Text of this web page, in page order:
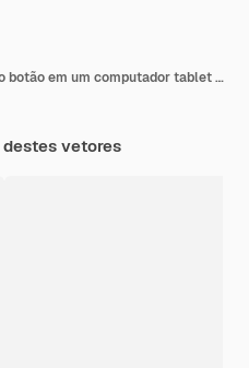
Mão apontando para jogar o botão em um computador tablet para assistir tutorial em vídeo.
vetores